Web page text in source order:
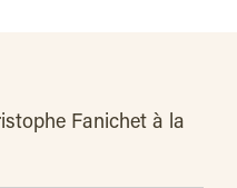
Fanichet à la